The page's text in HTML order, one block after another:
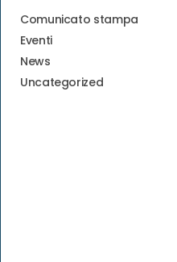
Comunicato stampa
Eventi
News
Uncategorized